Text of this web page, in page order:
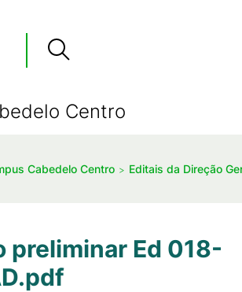
Centro
Cabedelo Centro Editais da Direção
preliminar Ed 018-